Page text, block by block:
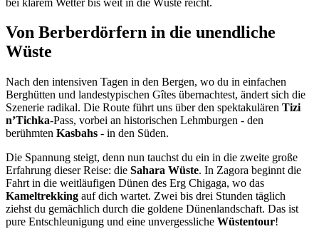
Von Berberdörfern in die unendliche
Wüste
Nach den intensiven Tagen in den Bergen, wo du in einfachen
Berghütten und landestypischen Gîtes übernachtest, ändert sich die
Szenerie radikal. Die Route führt uns über den spektakulären Tizi
n’Tichka-Pass, vorbei an historischen Lehmburgen - den
berühmten Kasbahs - in den Süden.
Die Spannung steigt, denn nun tauchst du ein in die zweite große
Erfahrung dieser Reise: die Sahara Wüste. In Zagora beginnt die
Fahrt in die weitläufigen Dünen des Erg Chigaga, wo das
Kameltrekking auf dich wartet. Zwei bis drei Stunden täglich
ziehst du gemächlich durch die goldene Dünenlandschaft. Das ist
pure Entschleunigung und eine unvergessliche Wüstentour!